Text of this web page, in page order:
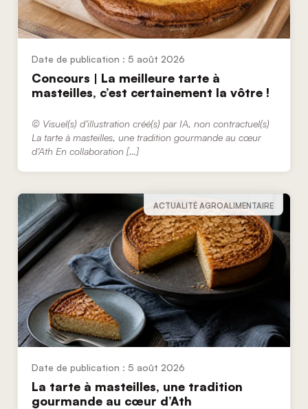
5 août 2026
Concours | La meilleure tarte à
masteilles, c’est certainement la vôtre !
© Visuel(s) d’illustration créé(s) par IA, non contractuel(s)
La tarte à masteilles, une tradition gourmande au cœur
d’Ath En collaboration […]
ACTUALITÉ AGROALIMENTAIRE
5 août 2026
La tarte à masteilles, une tradition
gourmande au cœur d’Ath